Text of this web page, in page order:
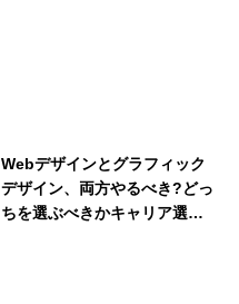
Webデザインとグラフィック
デザイン、両方やるべき?どっ
ちを選ぶべきかキャリア選択